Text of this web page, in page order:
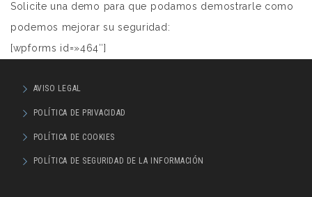
Solicite una demo para que podamos demostrarle como
podemos mejorar su seguridad:
[wpforms id=»464″]
AVISO LEGAL
POLÍTICA DE PRIVACIDAD
POLÍTICA DE COOKIES
POLÍTICA DE SEGURIDAD DE LA INFORMACIÓN